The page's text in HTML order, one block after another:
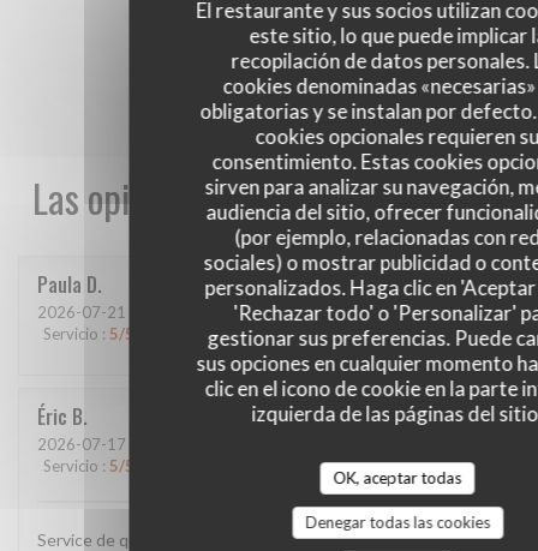
El restaurante y sus socios utilizan
este sitio, lo que puede implicar
recopilación de datos personales.
cookies denominadas
obligatorias y se instalan por
cookies opcionales requieren
consentimiento. Estas cookies
sirven para analizar su navegación,
audiencia del sitio, ofrecer
(por ejemplo, relacionadas con
sociales) o mostrar publicidad o
personalizados. Haga clic en
'Rechazar todo' o 'Personalizar'
gestionar sus preferencias. Puede
sus opciones en cualquier momento
clic en el icono de cookie en la parte
izquierda de las páginas del
OK, aceptar todas
Denegar todas las cookies
Las opiniones de nuestros clientes
Paula D
2026-07-21
- 20:00 - Invitados 4
Servicio : 5/5 Ambiente:5/5 Menú: 4/5 Calidad / Precio: 5/5
Éric B
2026-07-17
Servicio : 5/5 /5 Calidad / Precio:5/5
Service de qualité et bonne cuisine Pizza généreuse. Cadre